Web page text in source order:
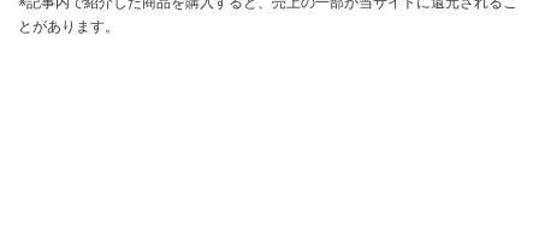
とがあります。